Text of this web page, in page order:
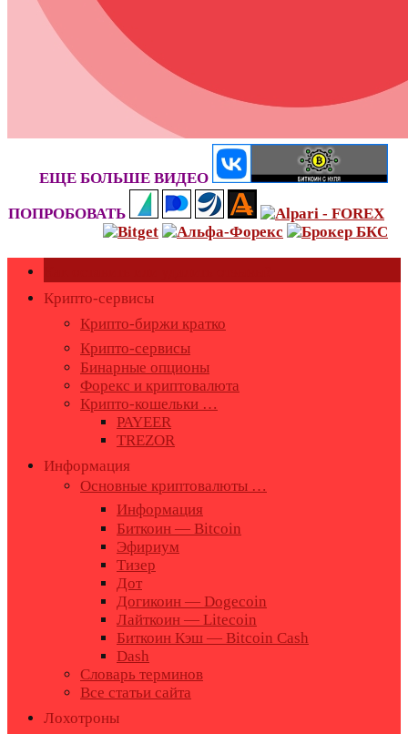
ЕЩЕ БОЛЬШЕ ВИДЕО
ПОПРОБОВАТЬ
Крипто-сервисы
Крипто-биржи кратко
Крипто-сервисы
Бинарные опционы
Форекс и криптовалюта
Крипто-кошельки …
PAYEER
TREZOR
Информация
Основные криптовалюты …
Информация
Биткоин — Bitcoin
Эфириум
Тизер
Дот
Догикоин — Dogecoin
Лайткоин — Litecoin
Биткоин Кэш — Bitcoin Cash
Dash
Словарь терминов
Все статьи сайта
Лохотроны